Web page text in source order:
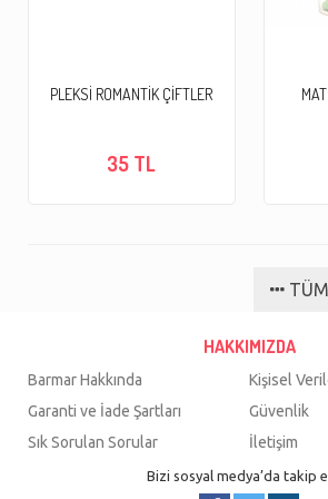
PLEKSİ ROMANTİK ÇİFTLER
35 TL
HAKKIMIZDA
Barmar Hakkında
Kişisel
Garanti ve İade Şartları
Güvenlik
Sık Sorulan Sorular
İletişim
Bizi sosyal medya’da takip